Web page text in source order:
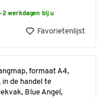
2 werkdagen bij u
Favorietenlijst
formaat A4,
de handel te
Blue Angel,